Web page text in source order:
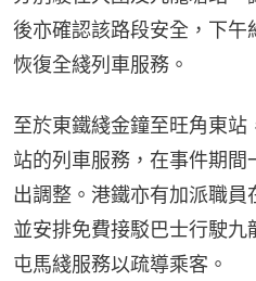
後亦確認該路段安全，下
恢復全綫列車服務。
至於東鐵綫金鐘至旺角東站
站的列車服務，在事件期
出調整。港鐵亦有加派職員
並安排免費接駁巴士行駛
屯馬綫服務以疏導乘客。